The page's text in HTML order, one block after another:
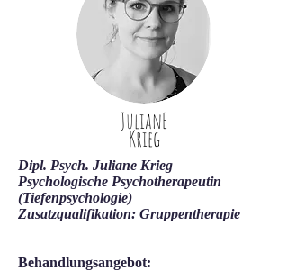
JulianE
Krieg
Dipl. Psych. Juliane Krieg
Psychologische Psychotherapeutin
(Tiefenpsychologie)
Zusatzqualifikation: Gruppentherapie
Behandlungsangebot: